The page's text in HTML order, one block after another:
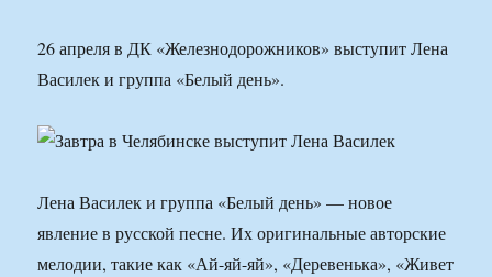
26 апреля в ДК «Железнодорожников» выступит Лена
Василек и группа «Белый день».
Лена Василек и группа «Белый день» — новое
явление в русской песне. Их оригинальные авторские
мелодии, такие как «Ай-яй-яй», «Деревенька», «Живет